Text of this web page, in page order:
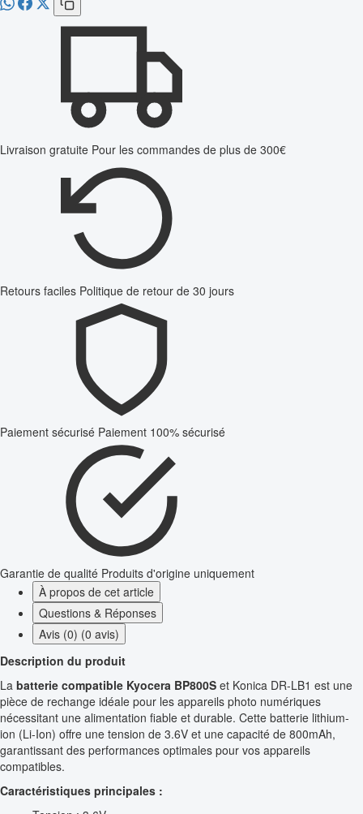
Livraison gratuite Pour les commandes de plus de 300€
Retours faciles Politique de retour de 30 jours
Paiement sécurisé Paiement 100% sécurisé
Garantie de qualité Produits d'origine uniquement
À propos de cet article
Questions & Réponses
Avis (0) (0 avis)
Description du produit
La batterie compatible Kyocera BP800S et Konica DR-LB1 est une
pièce de rechange idéale pour les appareils photo numériques
nécessitant une alimentation fiable et durable. Cette batterie lithium-
ion (Li-Ion) offre une tension de 3.6V et une capacité de 800mAh,
garantissant des performances optimales pour vos appareils
compatibles.
Caractéristiques principales :